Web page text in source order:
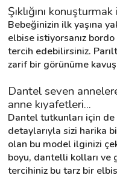
Şıklığını
Bebeğinizin ilk yaşına
elbise istiyorsanız
tercih edebilirsiniz.
zarif bir görünüme
Dantel seven
anne kıyafetleri...
Dantel tutkunları için
detaylarıyla sizi harika
olan bu model ilginizi
boyu, dantelli kolları ve
tercihiniz bu tarz bir